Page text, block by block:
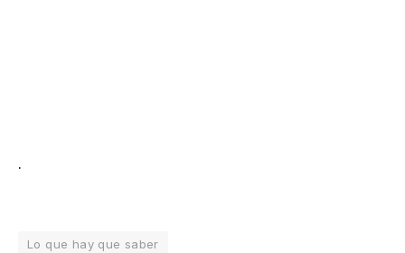
.
Lo que hay que saber